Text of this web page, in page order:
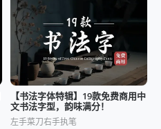
【书法字体特辑】19款免费商用中
文书法字型，韵味满分！
左手菜刀右手执笔